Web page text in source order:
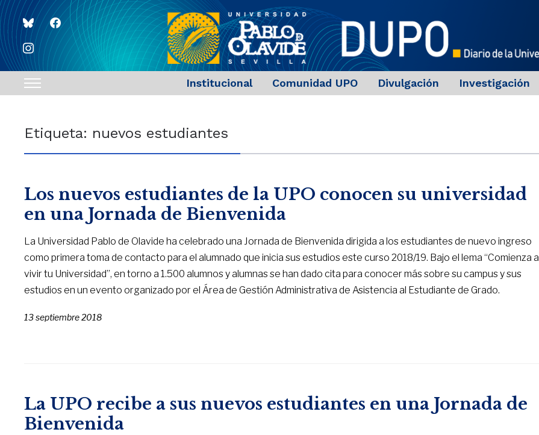
blueskyfacebook
instagram
Toggle
navigation
Institucional Comunidad UPO Divulgación Investigación
Etiqueta: nuevos estudiantes
Los nuevos estudiantes de la UPO conocen su universidad
en una Jornada de Bienvenida
La Universidad Pablo de Olavide ha celebrado una Jornada de Bienvenida dirigida a los estudiantes de nuevo ingreso
como primera toma de contacto para el alumnado que inicia sus estudios este curso 2018/19. Bajo el lema “Comienza a
vivir tu Universidad”, en torno a 1.500 alumnos y alumnas se han dado cita para conocer más sobre su campus y sus
estudios en un evento organizado por el Área de Gestión Administrativa de Asistencia al Estudiante de Grado.
13 septiembre 2018
La UPO recibe a sus nuevos estudiantes en una Jornada de
Bienvenida